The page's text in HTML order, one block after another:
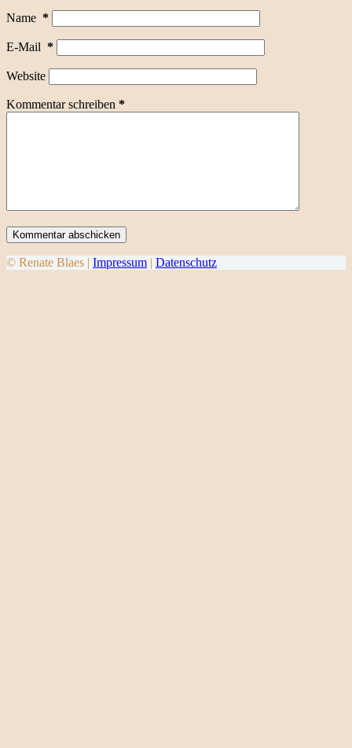
Name *
E-Mail *
Website
Kommentar schreiben *
Kommentar abschicken
© Renate Blaes | Impressum | Datenschutz